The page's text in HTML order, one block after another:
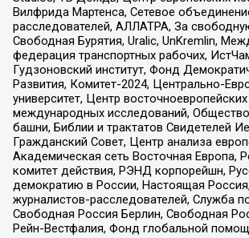
Вилфрида Мартенса, Сетевое
расследователей, АЛЛАТРА, За
Свободная Бурятия, Uralic, UnKremlin,
федерация транспортных рабочих,
Гудзоновский институт, Фонд
Развития, Комитет-2024, Центрально-
университет, Центр восточноевропейских
международных исследований,
башни, Библии и трактатов Свидетелей
Гражданский Совет, Центр анализа
Академическая сеть Восточная Европа,
комитет действия, РЭНД корпорейшн,
демократию в России, Настоящая
журналистов-расследователей, Служба
Свободная Россия Берлин, Свободная
Рейн-Вестфалия, Фонд глобальной